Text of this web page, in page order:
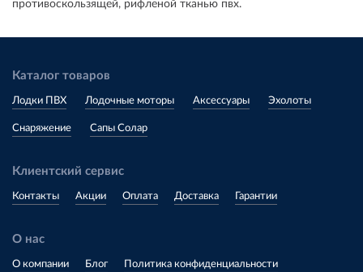
противоскользящей, рифленой тканью пвх.
Каталог товаров
Лодки ПВХ Лодочные моторы Аксессуары Эхолоты
Снаряжение Сапы Солар
Клиентский сервис
Контакты Акции Оплата Доставка Гарантии
О нас
О компании Блог Политика конфиденциальности